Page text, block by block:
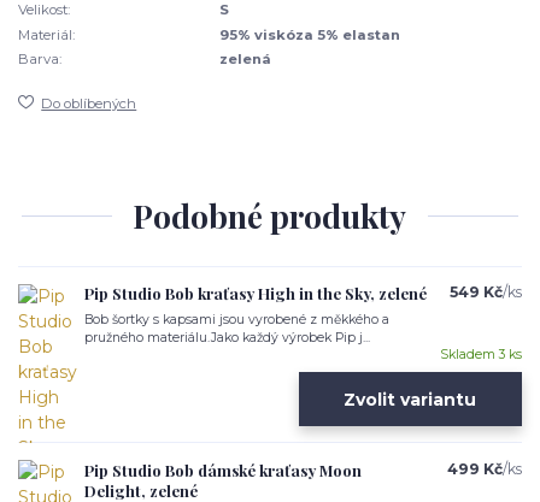
Velikost:
S
Materiál:
95% viskóza 5% elastan
Barva:
zelená
Do oblíbených
Podobné produkty
Pip Studio Bob kraťasy High in the Sky, zelené
Bob šortky s kapsami jsou vyrobené z měkkého a
pružného materiálu.Jako každý výrobek Pip j...
549 Kč/ks
Skladem 3 ks
Zvolit variantu
Pip Studio Bob dámské kraťasy Moon
Delight, zelené
499 Kč/ks